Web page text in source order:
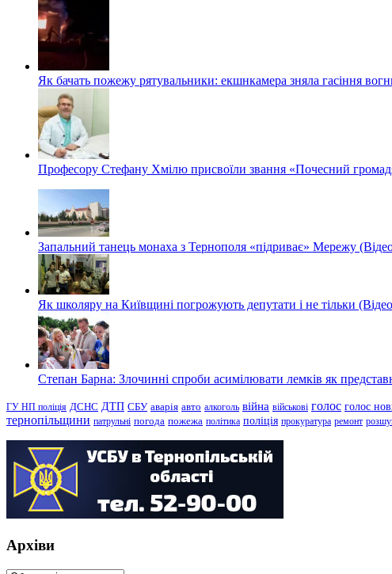
Як бачать пожежу рятувальники: екшнкамера зняла гасіння
Професору Стефану Хмілю присвоїли звання «Почесний
Запальний танець монаха з Тернополя «підриває» Мережу
Як школяру на Київщині погрожують депутати і не тільки
Степан Барна: Злочинні спроби асимілювати лемків як
ГУ НП поліція ДСНС ДТП СБУ аварія авто алкоголь війна військові голос голос
тернопільщини патрульні погода пожежа політика поліція прокуратура ремонт
Архіви